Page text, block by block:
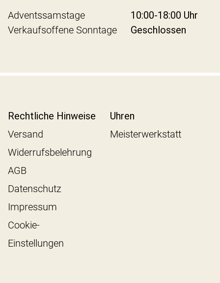
Adventssamstage
10:00-18:00 Uhr
Verkaufsoffene Sonntage
Geschlossen
Rechtliche Hinweise
Versand
Widerrufsbelehrung
AGB
Datenschutz
Impressum
Cookie-
Einstellungen
Uhren
Meisterwerkstatt